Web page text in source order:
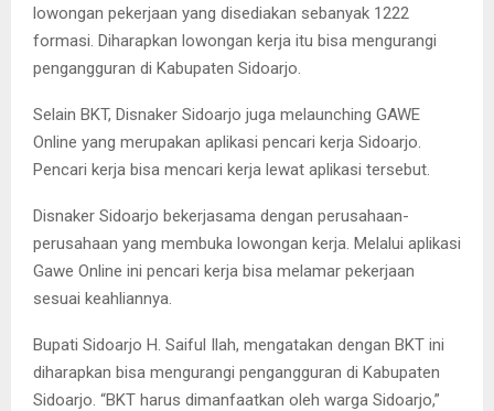
lowongan pekerjaan yang disediakan sebanyak 1222
formasi. Diharapkan lowongan kerja itu bisa mengurangi
pengangguran di Kabupaten Sidoarjo.
Selain BKT, Disnaker Sidoarjo juga melaunching GAWE
Online yang merupakan aplikasi pencari kerja Sidoarjo.
Pencari kerja bisa mencari kerja lewat aplikasi tersebut.
Disnaker Sidoarjo bekerjasama dengan perusahaan-
perusahaan yang membuka lowongan kerja. Melalui aplikasi
Gawe Online ini pencari kerja bisa melamar pekerjaan
sesuai keahliannya.
Bupati Sidoarjo H. Saiful Ilah, mengatakan dengan BKT ini
diharapkan bisa mengurangi pengangguran di Kabupaten
Sidoarjo. “BKT harus dimanfaatkan oleh warga Sidoarjo,”